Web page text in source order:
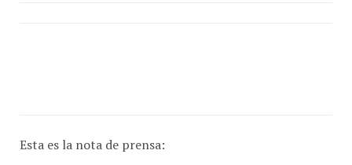
Esta es la nota de prensa: